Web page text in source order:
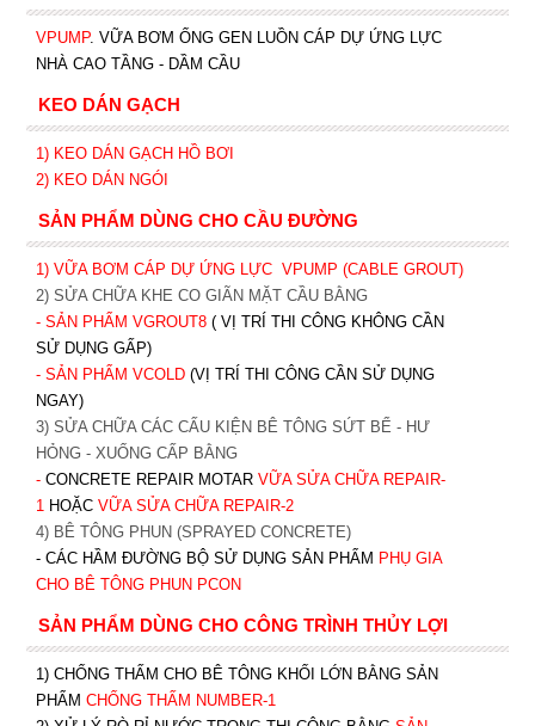
VPUMP. VỮA BƠM ỐNG GEN LUỒN CÁP DỰ ỨNG LỰC
NHÀ CAO TẦNG - DẦM CẦU
KEO DÁN GẠCH
1) KEO DÁN GẠCH HỒ BƠI
2) KEO DÁN NGÓI
SẢN PHẨM DÙNG CHO CẦU ĐƯỜNG
1) VỮA BƠM CÁP DỰ ỨNG LỰC VPUMP (CABLE GROUT)
2) SỬA CHỮA KHE CO GIÃN MẶT CẦU BẰNG
- SẢN PHẨM VGROUT8 ( VỊ TRÍ THI CÔNG KHÔNG CẦN
SỬ DỤNG GẤP)
- SẢN PHẨM VCOLD (VỊ TRÍ THI CÔNG CẦN SỬ DỤNG
NGAY)
3) SỬA CHỮA CÁC CẤU KIỆN BÊ TÔNG SỨT BỂ - HƯ
HỎNG - XUỐNG CẤP BẰNG
- CONCRETE REPAIR MOTAR VỮA SỬA CHỮA REPAIR-
1 HOẶC VỮA SỬA CHỮA REPAIR-2
4) BÊ TÔNG PHUN (SPRAYED CONCRETE)
- CÁC HẦM ĐƯỜNG BỘ SỬ DỤNG SẢN PHẨM PHỤ GIA
CHO BÊ TÔNG PHUN PCON
SẢN PHẨM DÙNG CHO CÔNG TRÌNH THỦY LỢI
1) CHỐNG THẤM CHO BÊ TÔNG KHỐI LỚN BẰNG SẢN
PHẨM CHỐNG THẤM NUMBER-1